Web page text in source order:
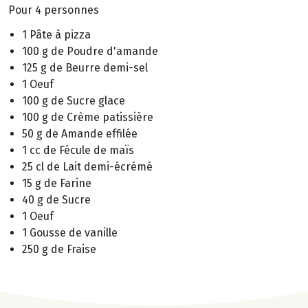
Pour 4 personnes
1 Pâte à pizza
100 g de Poudre d'amande
125 g de Beurre demi-sel
1 Oeuf
100 g de Sucre glace
100 g de Crème patissière
50 g de Amande effilée
1 cc de Fécule de maïs
25 cl de Lait demi-écrémé
15 g de Farine
40 g de Sucre
1 Oeuf
1 Gousse de vanille
250 g de Fraise